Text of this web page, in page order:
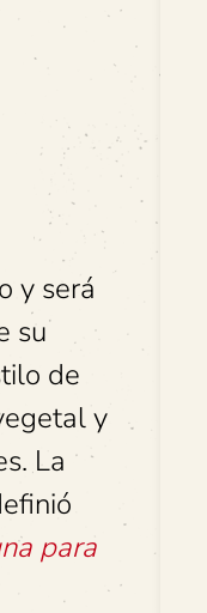
y será
su
de
y
La
para